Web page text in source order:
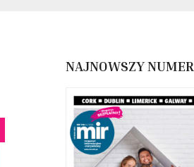
NAJNOWSZY NUMER